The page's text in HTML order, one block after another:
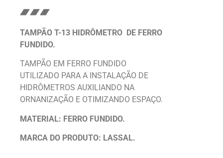
TAMPÃO T-13 HIDRÔMETRO DE FERRO
FUNDIDO.
TAMPÃO EM FERRO FUNDIDO
UTILIZADO PARA A INSTALAÇÃO DE
HIDRÔMETROS AUXILIANDO NA
ORNANIZAÇÃO E OTIMIZANDO ESPAÇO.
MATERIAL: FERRO FUNDIDO.
MARCA DO PRODUTO: LASSAL.